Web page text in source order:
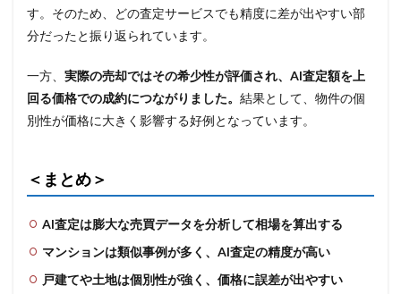
す。そのため、どの査定サービスでも精度に差が出やすい部
分だったと振り返られています。
一方、 実際の売却ではその希少性が評価され、AI査定額を上
回る価格での成約につながりました。 結果として、物件の個
別性が価格に大きく影響する好例となっています。
＜まとめ＞
AI査定は膨大な売買データを分析して相場を算出する
マンションは類似事例が多く、AI査定の精度が高い
戸建てや土地は個別性が強く、価格に誤差が出やすい